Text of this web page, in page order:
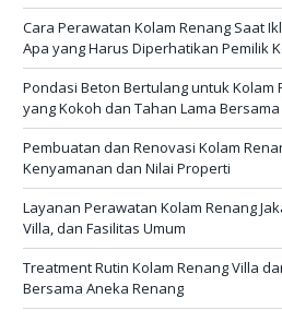
Cara Perawatan Kolam Renang Saat
Apa yang Harus Diperhatikan Pemilik
Pondasi Beton Bertulang untuk Kolam
yang Kokoh dan Tahan Lama
Pembuatan dan Renovasi Kolam
Kenyamanan dan Nilai Properti
Layanan Perawatan Kolam Renang
Villa, dan Fasilitas Umum
Treatment Rutin Kolam Renang Villa
Bersama Aneka Renang